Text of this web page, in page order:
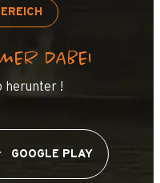
DABEI
herunter !
GOOGLE PLAY